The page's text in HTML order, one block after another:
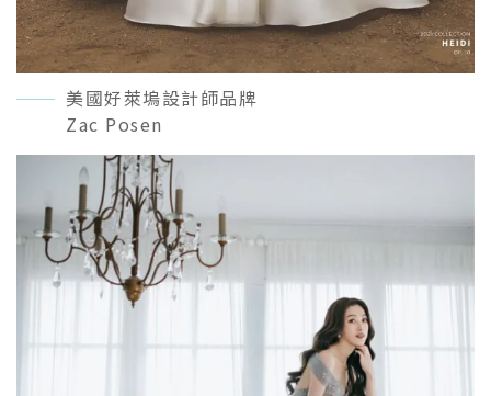
美國好萊塢設計師品牌
Zac Posen